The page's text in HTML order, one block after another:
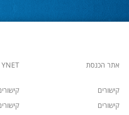
אתר הכנסת YNET
קישורים
קישורים